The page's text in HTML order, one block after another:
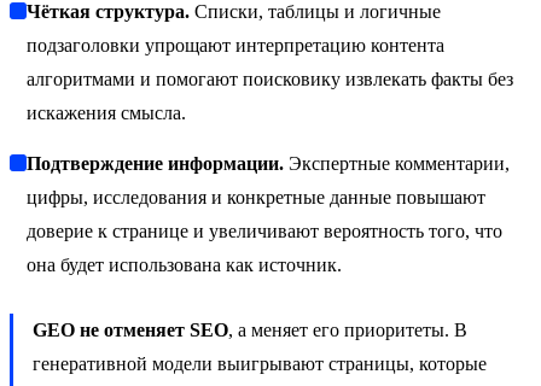
Чёткая структура. Списки, таблицы и логичные
подзаголовки упрощают интерпретацию контента
алгоритмами и помогают поисковику извлекать факты без
искажения смысла.
Подтверждение информации. Экспертные комментарии,
цифры, исследования и конкретные данные повышают
доверие к странице и увеличивают вероятность того, что
она будет использована как источник.
GEO не отменяет SEO, а меняет его приоритеты. В
генеративной модели выигрывают страницы, которые